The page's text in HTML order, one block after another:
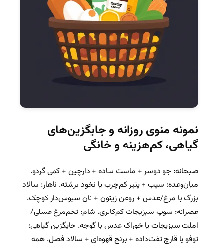
نمونه منوی روزانه و جایگزین‌های
گیاهی، کم‌هزینه و خانگی
صبحانه: جو دوسر + ماست ساده + دارچین + کمی گردو.
میان‌وعده: سیب + پنیر کم‌چرب یا نخود برشته. ناهار: سالاد
بزرگ با مرغ/عدس + روغن زیتون + نان سبوس‌دار کوچک.
عصرانه: سوپ سبزیجات کم‌کالری. شام: تخم‌مرغ عسلی/
املت سبزیجات یا خوراک عدس با گوجه. جایگزین گیاهی:
توفو یا قارچ تفت‌داده + برنج قهوه‌ای + سالاد فصل. همه